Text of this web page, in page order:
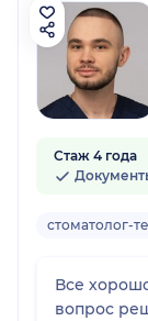
Стаж 4 года
стоматолог-
Все
вопрос